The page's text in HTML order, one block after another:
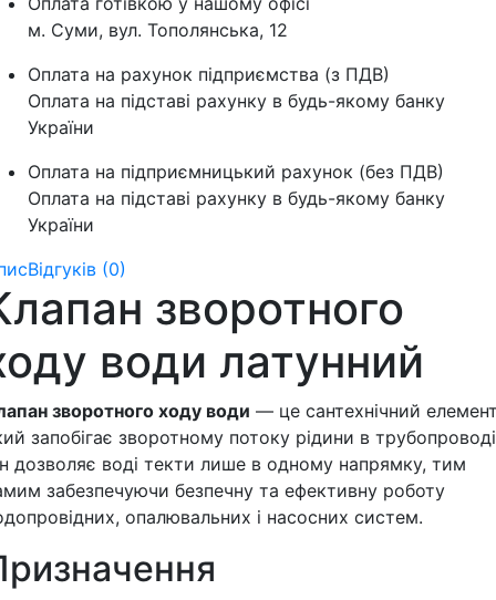
м. Суми, вул. Тополянська, 12
Оплата на рахунок підприємства (з ПДВ)
Оплата на підставі рахунку в будь-якому банку
України
Оплата на підприємницький рахунок (без ПДВ)
Оплата на підставі рахунку в будь-якому банку
України
Відгуків (0)
зворотного
води латунний
зворотного ходу води — це сантехнічний
запобігає зворотному потоку рідини в
дозволяє воді текти лише в одному напрямку, тим
забезпечуючи безпечну та ефективну роботу
опалювальних і насосних систем.